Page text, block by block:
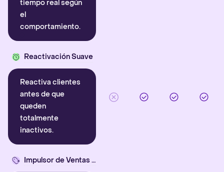
tiempo real según
el
comportamiento.
Reactivación Suave
Reactiva clientes
antes de que
queden
totalmente
inactivos.
Impulsor de Ventas Cruzadas